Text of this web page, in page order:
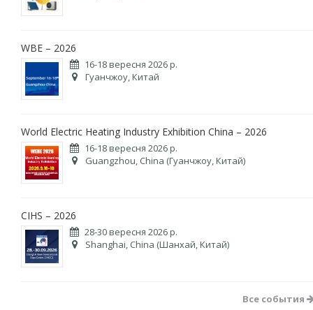
WBE – 2026
16-18 вересня 2026 р.
Гуанчжоу, Китай
World Electric Heating Industry Exhibition China – 2026
16-18 вересня 2026 р.
Guangzhou, China (Гуанчжоу, Китай)
CIHS – 2026
28-30 вересня 2026 р.
Shanghai, China (Шанхай, Китай)
Все события